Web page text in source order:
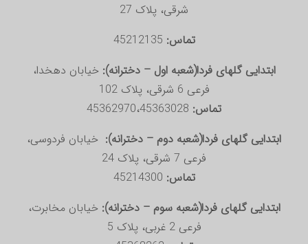
شرقی، پلاک 27
تماس:
ابتدایی گلهای فردا(شعبه اول – دخترانه): خیابان دهخدا،
فرعی 6 شرقی، پلاک 102
تماس:
ابتدایی گلهای فردا(شعبه دوم – دخترانه): خیابان فردوسی،
فرعی 7 شرقی، پلاک 24
تماس: 45214300
ابتدایی گلهای فردا(شعبه سوم – دخترانه): خیابان مخابرت،
فرعی 2 غربی، پلاک 5